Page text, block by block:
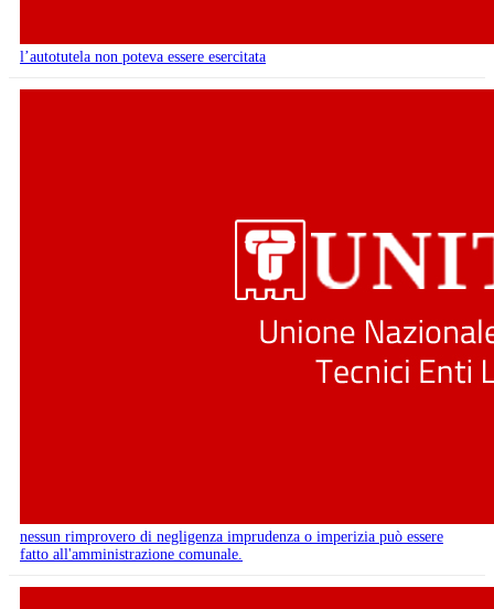
l’autotutela non poteva essere esercitata
nessun rimprovero di negligenza imprudenza o imperizia può essere
fatto all'amministrazione comunale.